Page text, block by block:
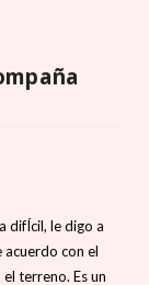
difÍcil, le digo a
con el
terreno. Es un